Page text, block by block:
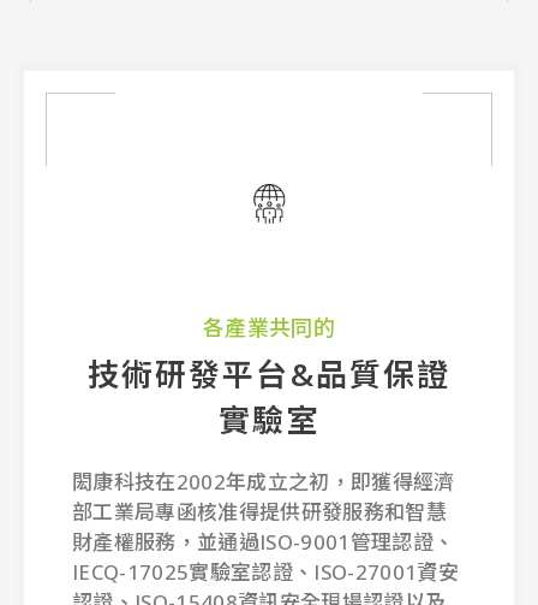
得經濟
和智慧
認證、
資安
貴儀中心
2008年1月閎康科技於新竹科學園區
及集中管理提供技術服務外，並持
先進分析設備。
目前閎康科技已然成為國際科技業
中心，服務的客戶除國內各類產業
商外，更提供材料分析技術服務給